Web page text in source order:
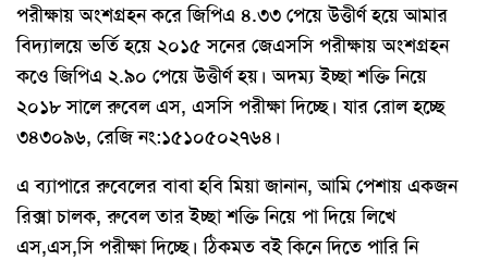
পরীক্ষায় অংশগ্রহন করে জিপিএ ৪.৩৩ পেয়ে উত্তীর্ণ হয়ে আমার
বিদ্যালয়ে ভর্তি হয়ে ২০১৫ সনের জেএসসি পরীক্ষায় অংশগ্রহন
কওে জিপিএ ২.৯০ পেয়ে উত্তীর্ণ হয়। অদম্য ইচ্ছা শক্তি নিয়ে
২০১৮ সালে রুবেল এস, এসসি পরীক্ষা দিচ্ছে। যার রোল হচ্ছে
৩৪৩০৯৬, রেজি নং:১৫১০৫০২৭৬৪।
এ ব্যাপারে রুবেলের বাবা হবি মিয়া জানান, আমি পেশায় একজন
রিক্সা চালক, রুবেল তার ইচ্ছা শক্তি নিয়ে পা দিয়ে লিখে
এস,এস,সি পরীক্ষা দিচ্ছে। ঠিকমত বই কিনে দিতে পারি নি